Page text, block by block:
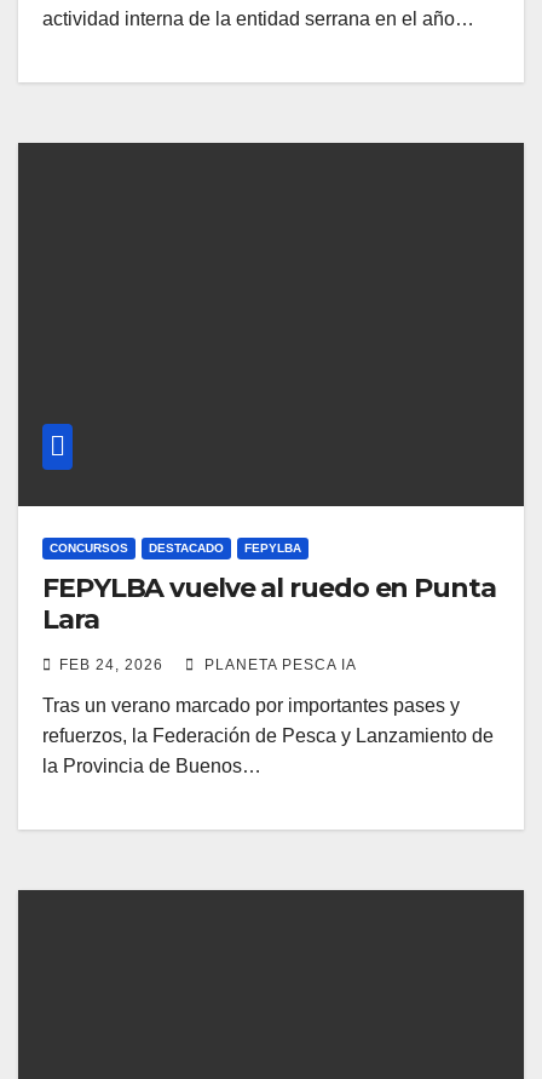
actividad interna de la entidad serrana en el año…
CONCURSOS DESTACADO FEPYLBA
FEPYLBA vuelve al ruedo en Punta
Lara
FEB 24, 2026 PLANETA PESCA IA
Tras un verano marcado por importantes pases y
refuerzos, la Federación de Pesca y Lanzamiento de
la Provincia de Buenos…